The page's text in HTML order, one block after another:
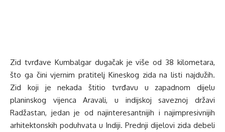
Zid tvrđave Kumbalgar dugačak je više od 38 kilometara,
što ga čini vjernim pratitelj Kineskog zida na listi najdužih.
Zid koji je nekada štitio tvrđavu u zapadnom dijelu
planinskog vijenca Aravali, u indijskoj saveznoj državi
Radžastan, jedan je od najinteresantnijih i najimpresivnijih
arhitektonskih poduhvata u Indiji. Prednji dijelovi zida debeli